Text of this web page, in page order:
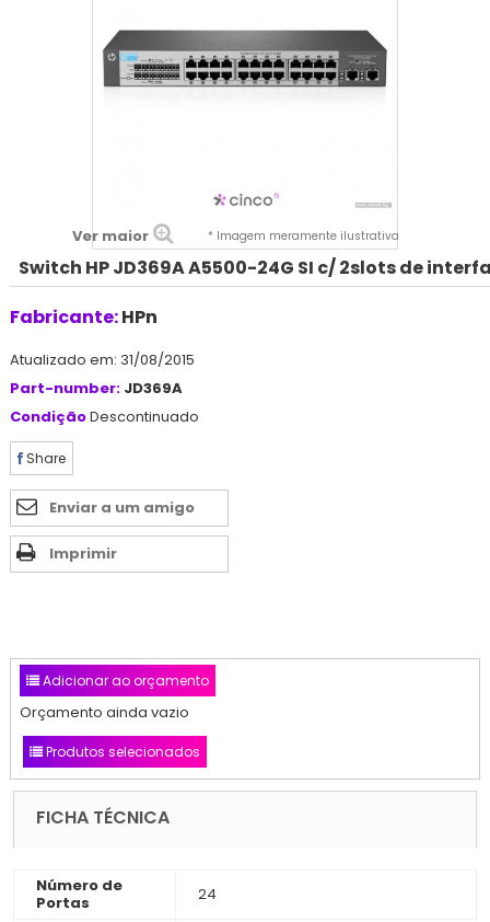
Ver maior * Imagem meramente ilustrativa
Switch HP JD369A A5500-24G SI c/ 2slots de
Fabricante:HPn
Atualizado em: 31/08/2015
Part-number: JD369A
CondiçãoDescontinuado
Share
Enviar a um amigo
Imprimir
Adicionar ao orçamento
Orçamento ainda vazio
Produtos selecionados
FICHA TÉCNICA
Número de
Portas
24